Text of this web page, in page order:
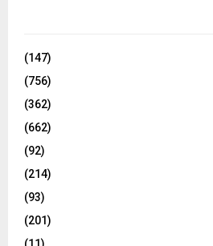
(147)
(756)
(362)
(662)
(92)
(214)
(93)
(201)